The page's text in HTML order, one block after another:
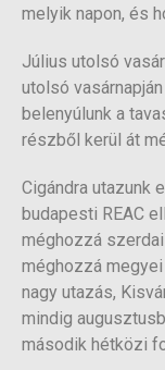
melyik napon, és
Július utolsó
utolsó
belenyúlunk a
részből kerül át
Cigándra utazunk
budapesti REAC
méghozzá szerdai
méghozzá
nagy utazás,
mindig
második hétközi